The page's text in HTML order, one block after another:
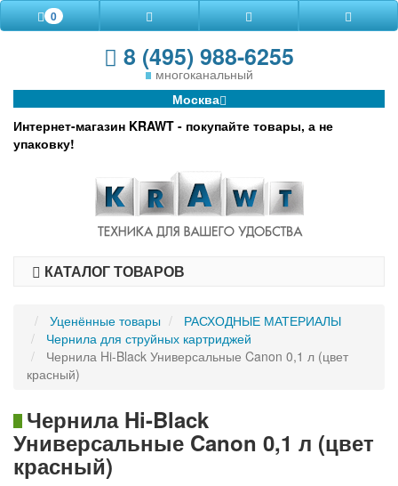
0
8 (495) 988-6255
многоканальный
Москва
Интернет-магазин KRAWT - покупайте товары, а не
упаковку!
КАТАЛОГ ТОВАРОВ
Уценённые товары
РАСХОДНЫЕ МАТЕРИАЛЫ
Чернила для струйных картриджей
Чернила Hi-Black Универсальные Canon 0,1 л (цвет
красный)
Чернила Hi-Black
Универсальные Canon 0,1 л (цвет
красный)